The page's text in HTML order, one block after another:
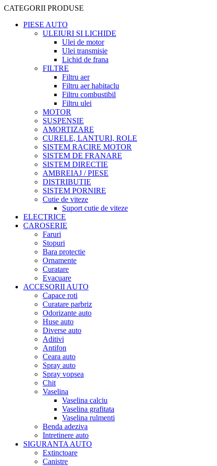
CATEGORII PRODUSE
PIESE AUTO
ULEIURI SI LICHIDE
Ulei de motor
Ulei transmisie
Lichid de frana
FILTRE
Filtru aer
Filtru aer habitaclu
Filtru combustibil
Filtru ulei
MOTOR
SUSPENSIE
AMORTIZARE
CURELE, LANTURI, ROLE
SISTEM RACIRE MOTOR
SISTEM DE FRANARE
SISTEM DIRECTIE
AMBREIAJ / PIESE
DISTRIBUTIE
SISTEM PORNIRE
Cutie de viteze
Suport cutie de viteze
ELECTRICE
CAROSERIE
Faruri
Stopuri
Bara protectie
Ornamente
Curatare
Evacuare
ACCESORII AUTO
Capace roti
Curatare parbriz
Odorizante auto
Huse auto
Diverse auto
Aditivi
Antifon
Ceara auto
Spray auto
Spray vopsea
Chit
Vaselina
Vaselina calciu
Vaselina grafitata
Vaselina rulmenti
Benda adeziva
Intretinere auto
SIGURANTA AUTO
Extinctoare
Canistre